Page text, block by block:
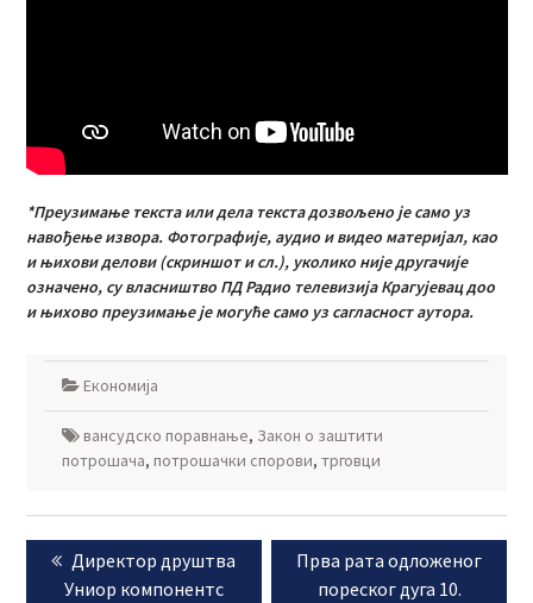
*Преузимање текста или дела текста дозвољено је само уз
навођење извора. Фотографије, аудио и видео материјал, као
и њихови делови (скриншот и сл.), уколико није другачије
означено, су власништво ПД Радио телевизија Крагујевац доо
и њихово преузимање је могуће само уз сагласност аутора.
Економија
вансудско поравнање, Закон о заштити
потрошача, потрошачки спорови, трговци
Кретање
чланкаPrevious
post:
Директор друштва
Униор компонентс
Next
post:
Прва рата одложеног
пореског дуга 10.